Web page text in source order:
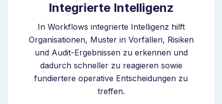
Integrierte Intelligenz
In Workflows integrierte Intelligenz hilft
Organisationen, Muster in Vorfällen, Risiken
und Audit-Ergebnissen zu erkennen und
dadurch schneller zu reagieren sowie
fundiertere operative Entscheidungen zu
treffen.